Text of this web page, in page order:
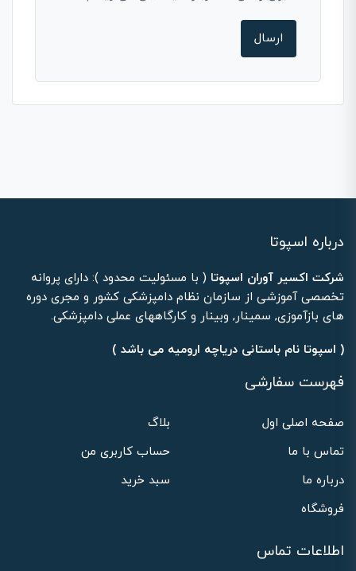
درباره اسپوتا
شرکت اکسیر آوران اسپوتا ( با مسئولیت محدود ): دارای پروانه
تخصصی آموزشی از سازمان نظام دامپزشکی کشور و مجری دوره
های بازآموزی, سمینار, وبینار و کارگاههای عملی دامپزشکی.
( اسپوتا نام باستانی دریاچه ارومیه می باشد )
فهرست سفارشی
صفحه اصلی اول
بلاگ
تماس با ما
حساب کاربری من
درباره ما
سبد خرید
فروشگاه
اطلاعات تماس